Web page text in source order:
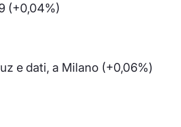
(+0,04%)
e dati, a Milano (+0,06%)